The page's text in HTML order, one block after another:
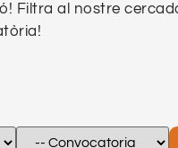
Filtra al nostre